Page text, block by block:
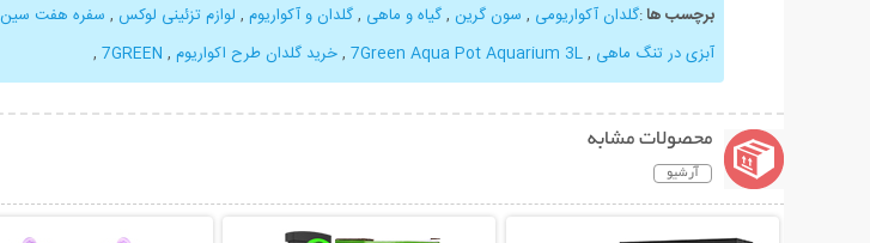
برچسب ها:گلدان آکواریومی , سون گرین ,گیاه و ماهی ,گلدان و آکواریوم , لوازم تزئینی لوکس , سفره هفت سین
آبزی در تنگ ماهی ,
7Green Aqua Pot Aquarium 3L
,خرید گلدان طرح اکواریوم ,
7GREEN
,
محصولات مشابه
آرشیو